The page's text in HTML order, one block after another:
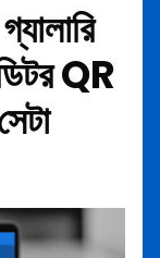
QR